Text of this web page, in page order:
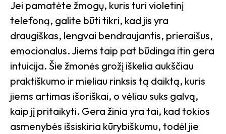
Jei pamatėte žmogų, kuris turi violetinį
telefoną, galite būti tikri, kad jis yra
draugiškas, lengvai bendraujantis, prieraišus,
emocionalus. Jiems taip pat būdinga itin gera
intuicija. Šie žmonės grožį iškelia aukščiau
praktiškumo ir mieliau rinksis tą daiktą, kuris
jiems artimas išoriškai, o vėliau suks galvą,
kaip jį pritaikyti. Gera žinia yra tai, kad tokios
asmenybės išsiskiria kūrybiškumu, todėl jie